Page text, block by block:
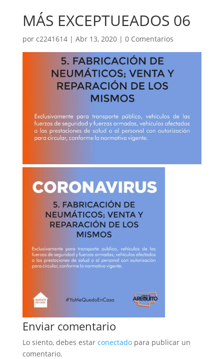
MÁS EXCEPTUEADOS 06
por c2241614| Abr 13, 2020| 0 Comentarios
Enviar comentario
Lo siento, debes estar conectadopara publicar un
comentario.